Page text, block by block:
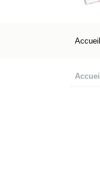
Accueil
Accueil